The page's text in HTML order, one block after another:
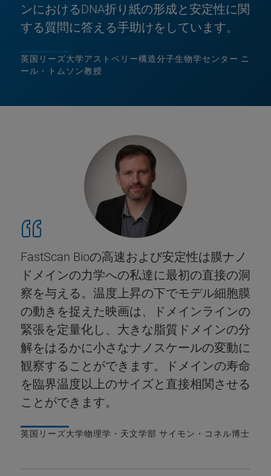
ンにおけるDNA折り紙の形成と安定性に関
する質問に答える手助けをしています。
英国リーズ大学アストベリー構造分子生物学センター ニ
ール・トムソン教授
FastScan Bioの高速および安定性は膜ナノ
ドメインの力学への私達に最初の直接の洞
察を与える。温度上昇の下でモデル細胞膜
の動きを捉えた映画は、ドメインラインの
緊張を定量化し、大きな脂質ドメインの分
解をはるかに小さなナノスケールの変動に
観察することができます。ドメインの寿命
を臨界温度以上のサイズと直接相関させる
ことができます。
英国リーズ大学物理学・天文学部 サイモン・コネル博士